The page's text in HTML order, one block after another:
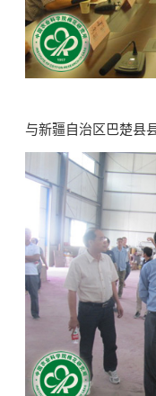
与新疆自治区巴楚县